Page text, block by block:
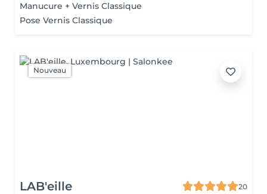
Manucure + Vernis Classique
Pose Vernis Classique
Nouveau
LAB'eille
20